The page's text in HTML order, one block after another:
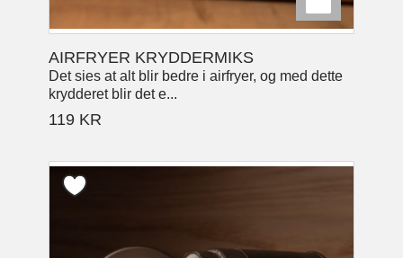
AIRFRYER KRYDDERMIKS
Det sies at alt blir bedre i airfryer, og med dette
krydderet blir det e...
119 KR